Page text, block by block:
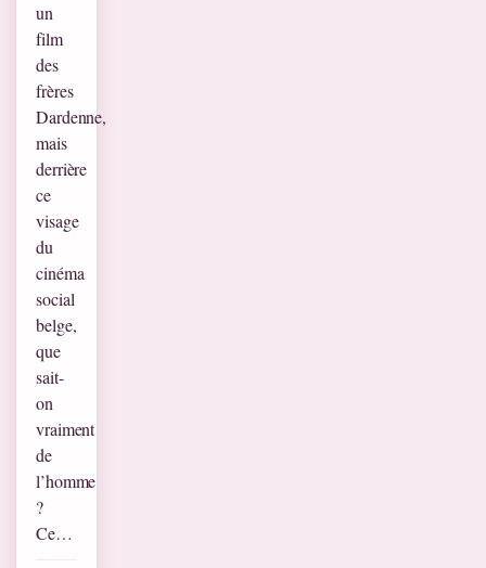
un
film
des
frères
Dardenne,
mais
derrière
ce
visage
du
cinéma
social
belge,
que
sait-
on
vraiment
de
l’homme
?
Ce…